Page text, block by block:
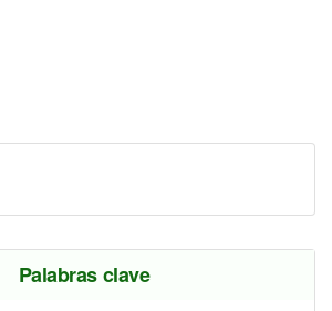
Palabras clave